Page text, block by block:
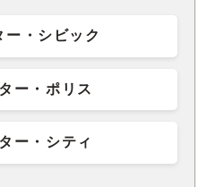
ー・シビック
ー・ポリス
ー・シティ